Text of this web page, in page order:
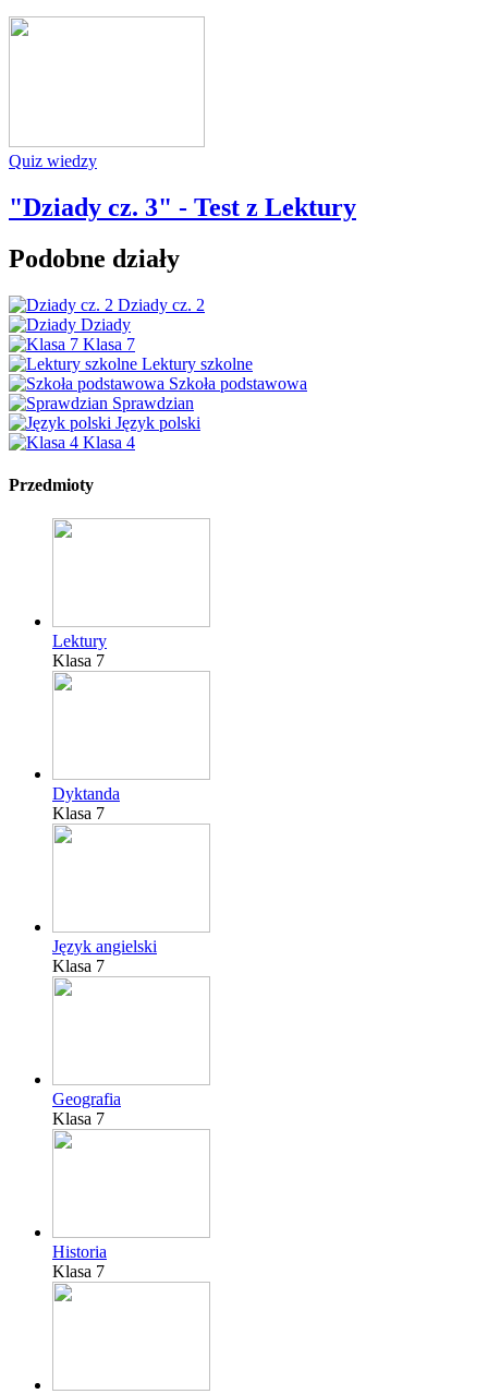
Quiz wiedzy
"Dziady cz. 3" - Test z Lektury
Podobne działy
Dziady cz. 2
Dziady
Klasa 7
Lektury szkolne
Szkoła podstawowa
Sprawdzian
Język polski
Klasa 4
Przedmioty
Lektury
Klasa 7
Dyktanda
Klasa 7
Język angielski
Klasa 7
Geografia
Klasa 7
Historia
Klasa 7